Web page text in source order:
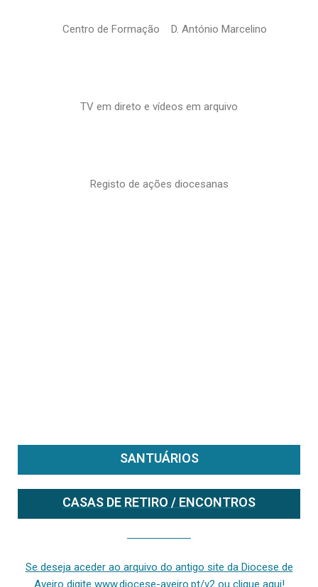
Centro de Formação D. António Marcelino
TV em direto e vídeos em arquivo
Registo de ações diocesanas
SANTUÁRIOS
CASAS DE RETIRO / ENCONTROS
Se deseja aceder ao arquivo do antigo site da Diocese de
Aveiro digite www.diocese-aveiro.pt/v2 ou clique aqui!